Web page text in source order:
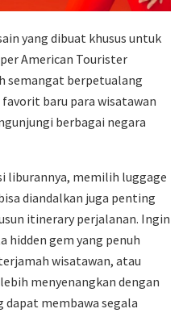
yang dibuat khusus untuk
American Tourister
semangat berpetualang
baru para wisatawan
berbagai negara
liburannya, memilih luggage
diandalkan juga penting
itinerary perjalanan. Ingin
hidden gem yang penuh
wisatawan, atau
menyenangkan dengan
dapat membawa segala